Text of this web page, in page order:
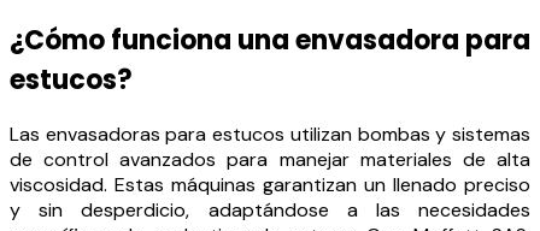
¿Cómo funciona una envasadora para
estucos?
Las envasadoras para estucos utilizan bombas y sistemas
de control avanzados para manejar materiales de alta
viscosidad. Estas máquinas garantizan un llenado preciso
y sin desperdicio, adaptándose a las necesidades